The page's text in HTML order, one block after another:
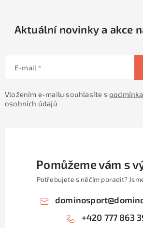
Aktuální novinky a akce
E-mail
Vložením e-mailu souhlasíte s
osobních údajů
Pomůžeme vám s
Potřebujete s něčím poradit?
dominosport@
+420 777 863